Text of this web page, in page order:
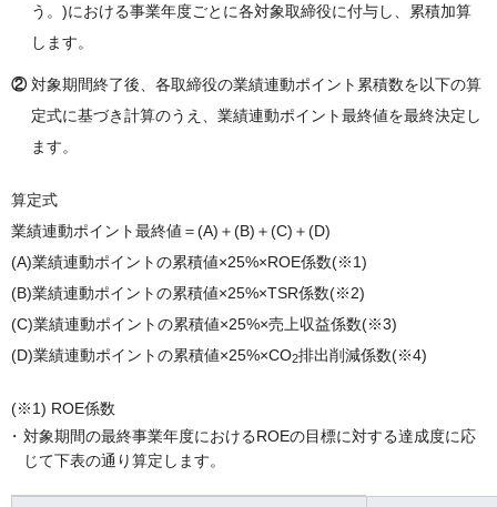
う。)における事業年度ごとに各対象取締役に付与し、累積加算
します。
② 対象期間終了後、各取締役の業績連動ポイント累積数を以下の算
定式に基づき計算のうえ、業績連動ポイント最終値を最終決定し
ます。
算定式
業績連動ポイント最終値＝(A)＋(B)＋(C)＋(D)
(A)業績連動ポイントの累積値×25%×ROE係数(※1)
(B)業績連動ポイントの累積値×25%×TSR係数(※2)
(C)業績連動ポイントの累積値×25%×売上収益係数(※3)
(D)業績連動ポイントの累積値×25%×CO2排出削減係数(※4)
(※1) ROE係数
対象期間の最終事業年度におけるROEの目標に対する達成度に応
じて下表の通り算定します。